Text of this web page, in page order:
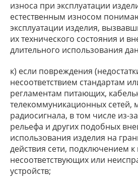
износа при эксплуатации
естественным износом
эксплуатации изделия,
их технического состояния и
длительного использования
к) если повреждения
несоответствием стандартам
регламентам питающих,
телекоммуникационных сетей,
радиосигнала, в том числе из-
рельефа и других подобных
использования изделия на
действия сети, подключением
несоответствующих или
устройств;